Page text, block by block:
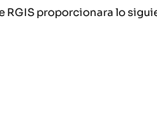
RGIS proporcionara lo